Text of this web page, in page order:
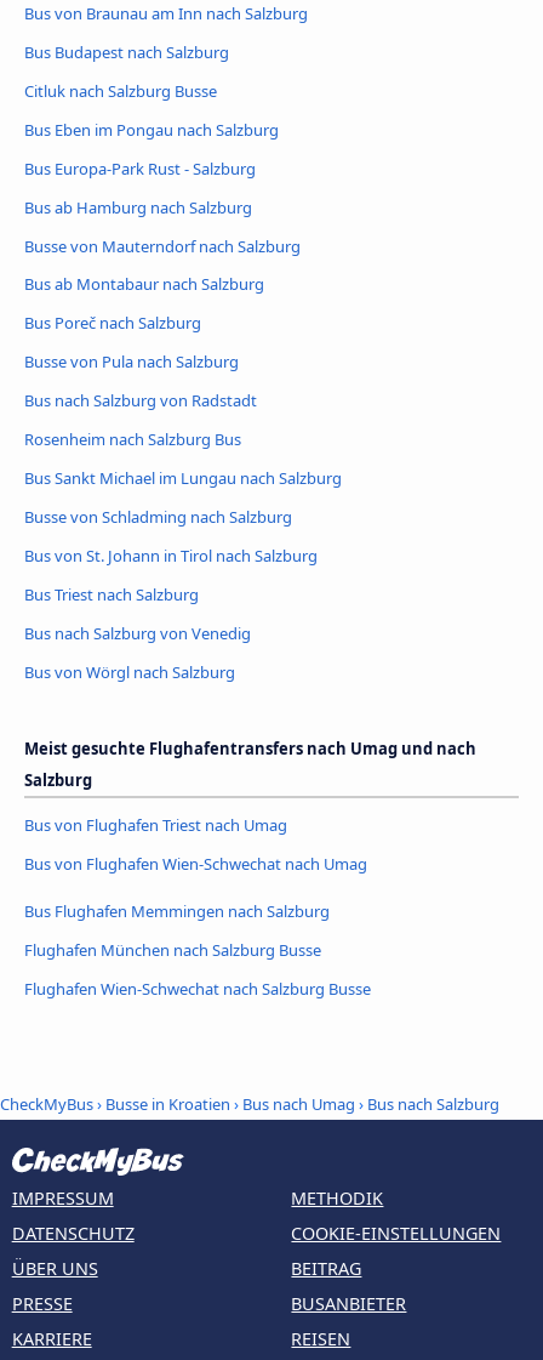
Bus von Braunau am Inn nach Salzburg
Bus Budapest nach Salzburg
Citluk nach Salzburg Busse
Bus Eben im Pongau nach Salzburg
Bus Europa-Park Rust - Salzburg
Bus ab Hamburg nach Salzburg
Busse von Mauterndorf nach Salzburg
Bus ab Montabaur nach Salzburg
Bus Poreč nach Salzburg
Busse von Pula nach Salzburg
Bus nach Salzburg von Radstadt
Rosenheim nach Salzburg Bus
Bus Sankt Michael im Lungau nach Salzburg
Busse von Schladming nach Salzburg
Bus von St. Johann in Tirol nach Salzburg
Bus Triest nach Salzburg
Bus nach Salzburg von Venedig
Bus von Wörgl nach Salzburg
Meist gesuchte Flughafentransfers nach Umag und nach
Salzburg
Bus von Flughafen Triest nach Umag
Bus von Flughafen Wien-Schwechat nach Umag
Bus Flughafen Memmingen nach Salzburg
Flughafen München nach Salzburg Busse
Flughafen Wien-Schwechat nach Salzburg Busse
CheckMyBus› Busse in Kroatien › Bus nach Umag › Bus nach Salzburg
IMPRESSUM
DATENSCHUTZ
ÜBER UNS
PRESSE
KARRIERE
METHODIK
COOKIE-EINSTELLUNGEN
BEITRAG
BUSANBIETER
REISEN